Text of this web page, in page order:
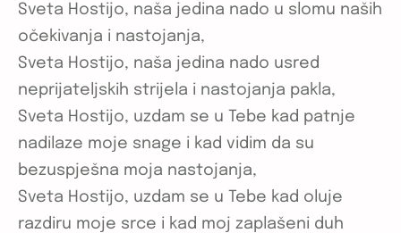
Sveta Hostijo, naša jedina nado u slomu naših
očekivanja i nastojanja,
Sveta Hostijo, naša jedina nado usred
neprijateljskih strijela i nastojanja pakla,
Sveta Hostijo, uzdam se u Tebe kad patnje
nadilaze moje snage i kad vidim da su
bezuspješna moja nastojanja,
Sveta Hostijo, uzdam se u Tebe kad oluje
razdiru moje srce i kad moj zaplašeni duh